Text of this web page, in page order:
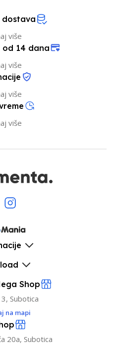
dostava
više
od 14 dana
više
više
više
Shop
Subotica
na mapi
20a, Subotica